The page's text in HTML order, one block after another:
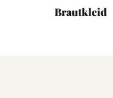
Brautkleid